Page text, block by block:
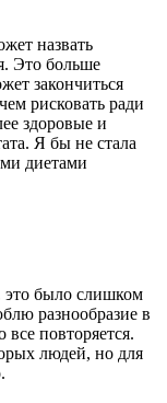
назвать
Это больше
закончиться
рисковать ради
здоровые и
Я бы не стала
диетами
это было слишком
разнообразие в
все повторяется.
людей, но для